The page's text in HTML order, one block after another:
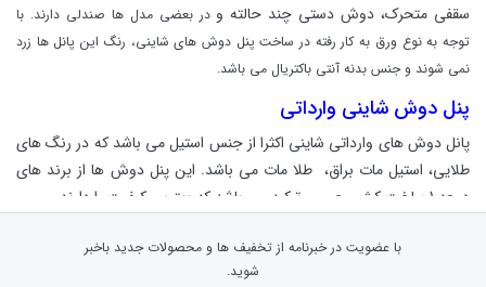
سقفی متحرک، دوش دستی چند حالته ودر بعضی مدل ها صندلی دارند. با
توجه به نوع ورق به کار رفته در ساخت پنل دوش های شاینی، رنگ این پانل ها زرد
نمی شوند و جنس بدنه آنتی باکتریال می باشد.
پنل دوش شاینی وارداتی
پانل دوش های وارداتی شاینی اکثرا از جنس استیل می باشد که در رنگ های
طلایی، استیل مات براق، طلا مات می باشد. این پنل دوش ها از برند های
درجه 1 ساخت کشور چین و ترکیه می باشد که بهترین کیفیت را دارند.
خرید پنل دوش شاینی
فروشگاه اینترنتی کالا118 به عنوان نمایندگی رسمی فروش پنل دوش های
با عضویت در خبرنامه از تخفیف ها و محصولات جدید باخبر
شوید.